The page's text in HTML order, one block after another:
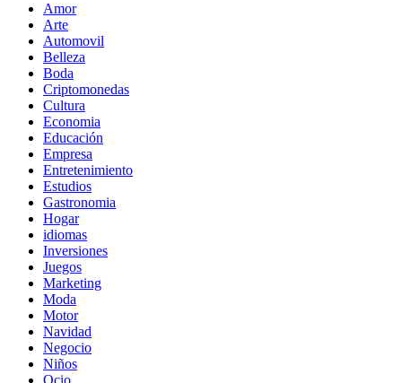
Amor
Arte
Automovil
Belleza
Boda
Criptomonedas
Cultura
Economia
Educación
Empresa
Entretenimiento
Estudios
Gastronomia
Hogar
idiomas
Inversiones
Juegos
Marketing
Moda
Motor
Navidad
Negocio
Niños